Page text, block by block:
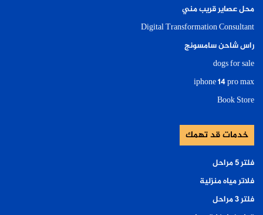
محل عصاير قريب مني
Digital Transformation Consultant
راس شاحن سامسونج
dogs for sale
iphone 14 pro max
Book Store
خدمات قد تهمك
فلتر ٥ مراحل
فلاتر مياه منزلية
فلتر ٣ مراحل